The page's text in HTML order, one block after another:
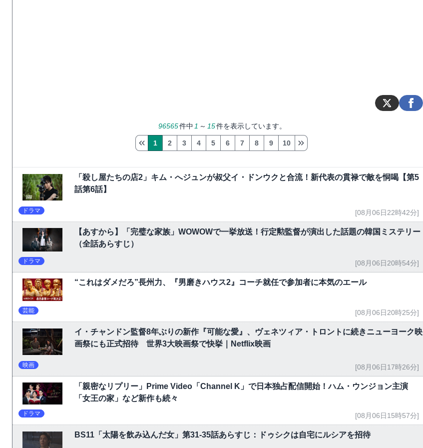
96565件中 1 ～ 15件を表示しています。
1 2 3 4 5 6 7 8 9 10
「殺し屋たちの店2」キム・へジュンが叔父イ・ドンウクと合流！新代表の貫禄で敵を恫喝【第5
話第6話】
ドラマ [08月06日22時42分]
【あすから】「完璧な家族」WOWOWで一挙放送！行定勲監督が演出した話題の韓国ミステリー
（全話あらすじ）
ドラマ [08月06日20時54分]
“これはダメだろ”長州力、『男磨きハウス2』コーチ就任で参加者に本気のエール
芸能 [08月06日20時25分]
イ・チャンドン監督8年ぶりの新作『可能な愛』、ヴェネツィア・トロントに続きニューヨーク映
画祭にも正式招待 世界3大映画祭で快挙｜Netflix映画
映画 [08月06日17時26分]
「親密なリプリー」Prime Video「Channel K」で日本独占配信開始！ハム・ウンジョン主演
「女王の家」など新作も続々
ドラマ [08月06日15時57分]
BS11「太陽を飲み込んだ女」第31-35話あらすじ：ドゥシクは自宅にルシアを招待